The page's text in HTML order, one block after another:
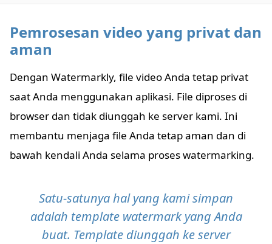
Pemrosesan video yang privat dan
aman
Dengan Watermarkly, file video Anda tetap privat
saat Anda menggunakan aplikasi. File diproses di
browser dan tidak diunggah ke server kami. Ini
membantu menjaga file Anda tetap aman dan di
bawah kendali Anda selama proses watermarking.
Satu-satunya hal yang kami simpan
adalah template watermark yang Anda
buat. Template diunggah ke server